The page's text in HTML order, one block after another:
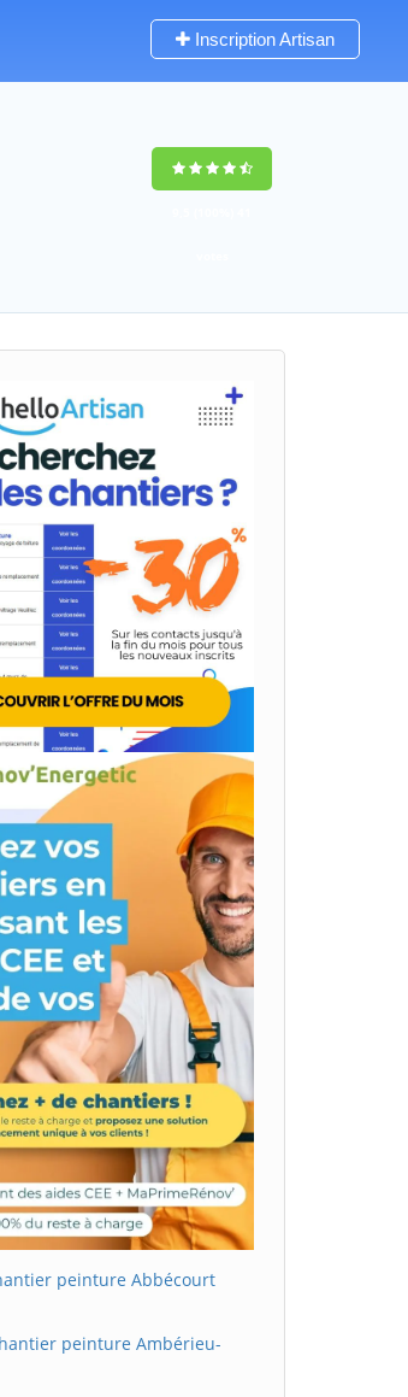
Inscription Artisan
peinture Abbécourt
peinture Ambérieu-